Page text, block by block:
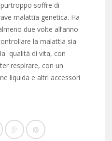
soffre di
malattia genetica. Ha
due volte all’anno
la malattia sia
qualità di vita, con
respirare, con un
liquida e altri accessori